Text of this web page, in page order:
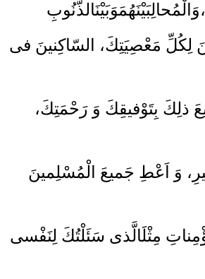
لِكُلِّ مَعْصِيَتِكَ، السّاكِنينَ فى
ذلِكَ بِتَوْفيقِكَ وَ رَحْمَتِكَ،
وَ اَعْطِ جَميعَ الْمُسْلِمينَ
مِثْلَ‏الَّذى سَئَلْتُكَ لِنَفْسى